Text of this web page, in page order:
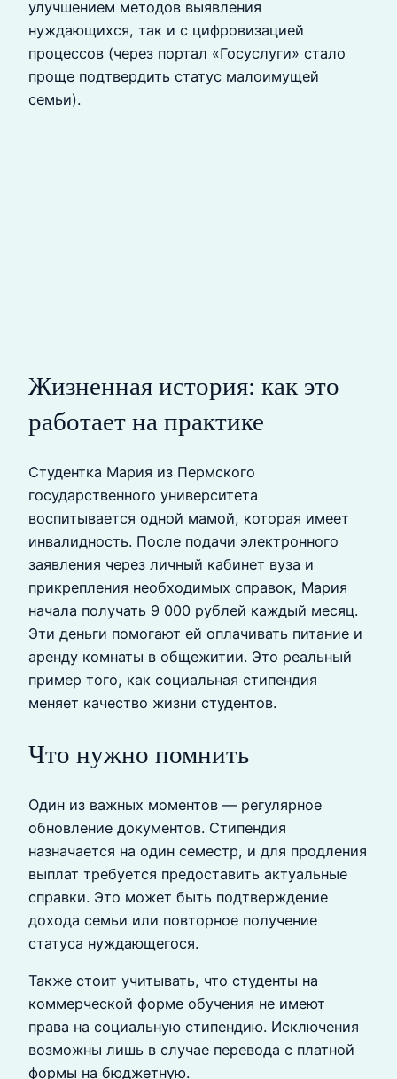
улучшением методов выявления
нуждающихся, так и с цифровизацией
процессов (через портал «Госуслуги» стало
проще подтвердить статус малоимущей
семьи).
Жизненная история: как это
работает на практике
Студентка Мария из Пермского
государственного университета
воспитывается одной мамой, которая имеет
инвалидность. После подачи электронного
заявления через личный кабинет вуза и
прикрепления необходимых справок, Мария
начала получать 9 000 рублей каждый месяц.
Эти деньги помогают ей оплачивать питание и
аренду комнаты в общежитии. Это реальный
пример того, как социальная стипендия
меняет качество жизни студентов.
Что нужно помнить
Один из важных моментов — регулярное
обновление документов. Стипендия
назначается на один семестр, и для продления
выплат требуется предоставить актуальные
справки. Это может быть подтверждение
дохода семьи или повторное получение
статуса нуждающегося.
Также стоит учитывать, что студенты на
коммерческой форме обучения не имеют
права на социальную стипендию. Исключения
возможны лишь в случае перевода с платной
формы на бюджетную.